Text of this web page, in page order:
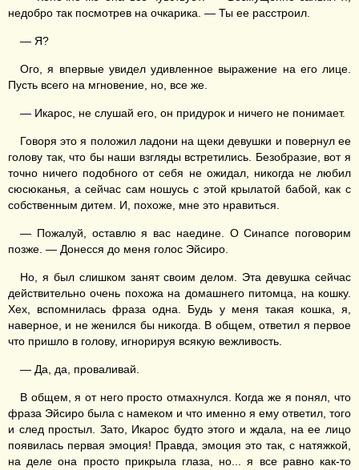
недобро так посмотрев на очкарика. — Ты ее расстроил.
— Я?
Ого, я впервые увидел удивленное выражение на его лице.
Пусть всего на мгновение, но, все же.
— Икарос, не слушай его, он придурок и ничего не понимает.
Говоря это я положил ладони на щеки девушки и повернул ее
голову так, что бы наши взгляды встретились. Безобразие, вот я
точно ничего подобного от себя не ожидал, никогда не любил
сюсюканья, а сейчас сам ношусь с этой крылатой бабой, как с
собственным дитем. И, похоже, мне это нравиться.
— Пожалуй, оставлю я вас наедине. О Синапсе поговорим
позже. — Донесся до меня голос Эйсиро.
Но, я был слишком занят своим делом. Эта девушка сейчас
действительно очень похожа на домашнего питомца, на кошку.
Хех, вспомнилась фраза одна. Будь у меня такая кошка, я,
наверное, и не женился бы никогда. В общем, ответил я первое
что пришло в голову, игнорируя всякую вежливость.
— Да, да, проваливай.
В общем, я от него просто отмахнулся. Когда же я понял, что
фраза Эйсиро была с намеком и что именно я ему ответил, того
и след простыл. Зато, Икарос будто этого и ждала, на ее лицо
появилась первая эмоция! Правда, эмоция это так, с натяжкой,
на деле она просто прикрыла глаза, но... я все равно как-то